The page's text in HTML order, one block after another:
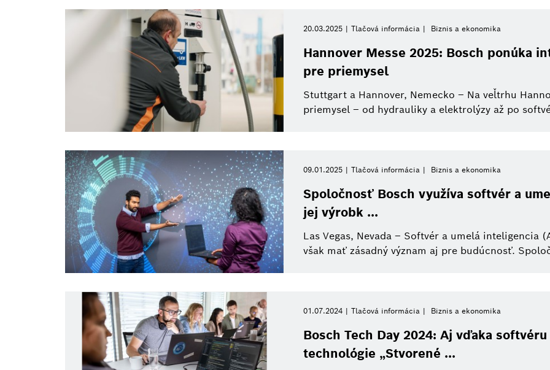
20.03.2025 Tlačová informácia Biznis a ekonomika
Hannover Messe 2025: Bosch ponúka
pre priemysel
Stuttgart a Hannover, Nemecko – Na veľtrhu
priemysel – od hydrauliky a elektrolýzy až po
09.01.2025 Tlačová informácia Biznis a ekonomika
Spoločnosť Bosch využíva softvér a
jej výrobk ...
Las Vegas, Nevada – Softvér a umelá inteligencia
však mať zásadný význam aj pre budúcnosť.
01.07.2024 Tlačová informácia Biznis a ekonomika
Bosch Tech Day 2024: Aj vďaka
technológie „Stvorené ...